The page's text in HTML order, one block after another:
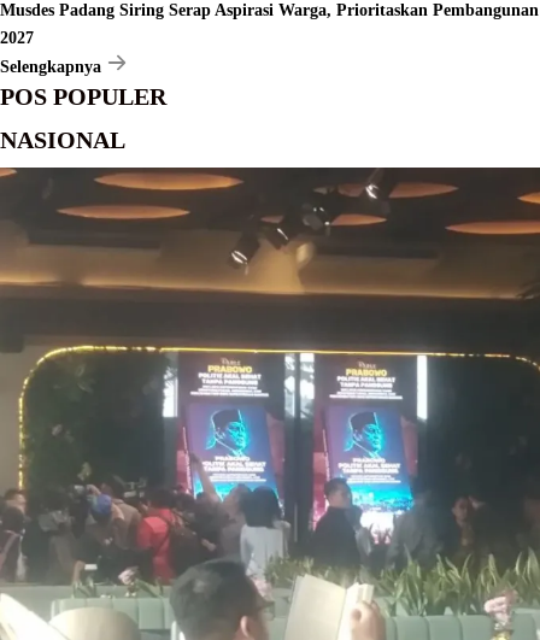
Musdes Padang Siring Serap Aspirasi Warga, Prioritaskan Pembangunan
2027
Selengkapnya
POS POPULER
NASIONAL